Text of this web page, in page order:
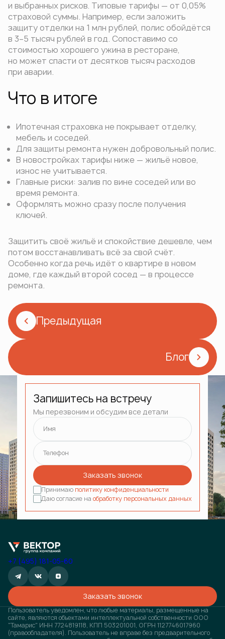
и выбранных рисков. Типовые тарифы — от 0,05%
страховой суммы. Например, если заложить
защиту отделки на 1 млн рублей, полис обойдётся
в 3–5 тысяч рублей в год. Сопоставимо со
стоимостью хорошего ужина в ресторане,
но может спасти от десятков тысяч расходов
при аварии.
Что в итоге
Ипотечная страховка не покрывает отделку,
мебель и соседей.
Для защиты ремонта нужен добровольный полис.
В новостройках тарифы ниже — жильё новое,
износ не учитывается.
Главные риски: залив по вине соседей или во
время ремонта.
Оформлять можно сразу после получения
ключей.
Защитить своё жильё и спокойствие дешевле, чем
потом восстанавливать всё за свой счёт.
Особенно когда речь идёт о квартире в новом
доме, где каждый второй сосед — в процессе
ремонта.
Предыдущая
Блог
Запишитесь на встречу
Мы перезвоним и обсудим все детали
Имя
Телефон
Заказать звонок
Принимаю политику конфиденциальности
Даю согласие на обработку персональных данных
+7 (495) 181-05-60
Заказать звонок
Пользователь уведомлен, что любые материалы, размещенные на
сайте, являются объектами интеллектуальной собственности ООО
"Тамарис" ИНН 7724819118, КПП 503201001, ОГРН 1127746017960
(правообладателя). Пользователь не вправе без предварительного